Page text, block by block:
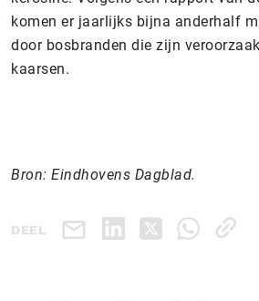
komen er jaarlijks bijna anderhalf
door bosbranden die zijn
kaarsen.
Bron: Eindhovens Dagblad.
DEEL